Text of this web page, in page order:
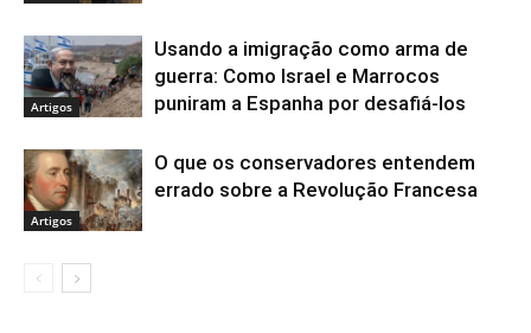
Artigos
Usando a imigração como arma de
guerra: Como Israel e Marrocos
puniram a Espanha por desafiá-los
Artigos
O que os conservadores entendem
errado sobre a Revolução Francesa